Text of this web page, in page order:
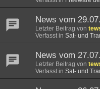
News vom
Letzter Beitrag von
Verfasst in Sat- und
News vom
Letzter Beitrag von
Verfasst in Sat- und